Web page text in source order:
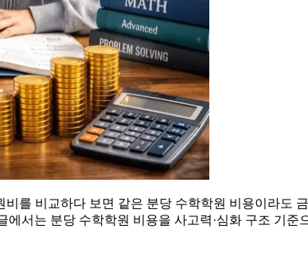
를 비교하다 보면 같은 분당 수학학원 비용이라도
서는 분당 수학학원 비용을 사고력·심화 구조 기